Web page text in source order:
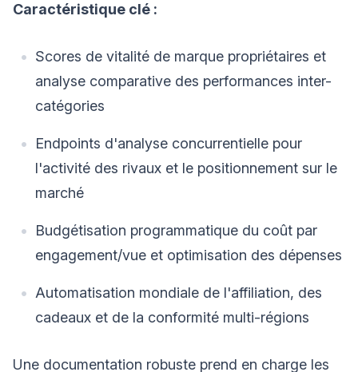
Caractéristique clé :
Scores de vitalité de marque propriétaires et
analyse comparative des performances inter-
catégories
Endpoints d'analyse concurrentielle pour
l'activité des rivaux et le positionnement sur le
marché
Budgétisation programmatique du coût par
engagement/vue et optimisation des dépenses
Automatisation mondiale de l'affiliation, des
cadeaux et de la conformité multi-régions
Une documentation robuste prend en charge les